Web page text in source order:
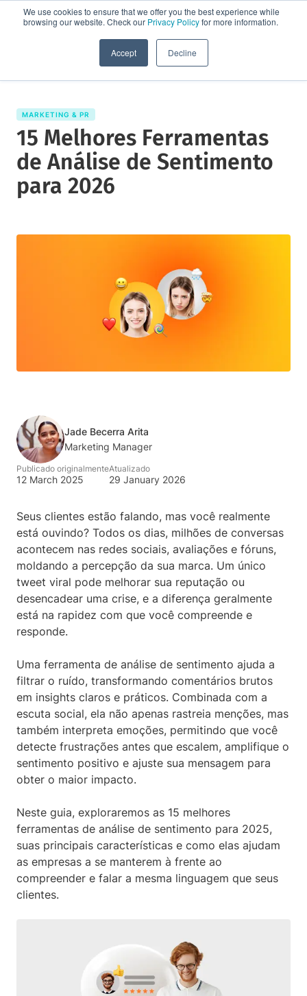
We use cookies to ensure that we offer you the best experience while
browsing our website. Check our Privacy Policyfor more information.
Accept Decline
Solicite uma demo
MARKETING & PR
15 Melhores Ferramentas
de Análise de Sentimento
para 2026
Jade Becerra Arita
Marketing Manager
Publicado originalmente
12 March 2025
Atualizado
29 January 2026
Seus clientes estão falando, mas você realmente
está ouvindo? Todos os dias, milhões de conversas
acontecem nas redes sociais, avaliações e fóruns,
moldando a percepção da sua marca. Um único
tweet viral pode melhorar sua reputação ou
desencadear uma crise, e a diferença geralmente
está na rapidez com que você compreende e
responde.
Uma ferramenta de análise de sentimento ajuda a
filtrar o ruído, transformando comentários brutos
em insights claros e práticos. Combinada com a
escuta social, ela não apenas rastreia menções, mas
também interpreta emoções, permitindo que você
detecte frustrações antes que escalem, amplifique o
sentimento positivo e ajuste sua mensagem para
obter o maior impacto.
Neste guia, exploraremos as 15 melhores
ferramentas de análise de sentimento para 2025,
suas principais características e como elas ajudam
as empresas a se manterem à frente ao
compreender e falar a mesma linguagem que seus
clientes.